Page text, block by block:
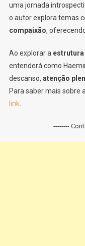
uma jornada
o autor explora temas
compaixão,
Ao explorar a estrutura
entenderá como
descanso, atenção
Para saber mais sobre
link.
--------